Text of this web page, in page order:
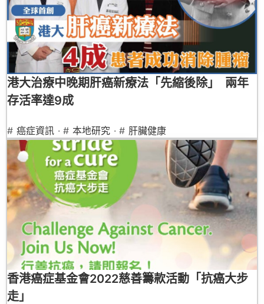
港大治療中晚期肝癌新療法「先縮後除」 兩年
存活率達9成
# 癌症資訊 · # 本地研究 · # 肝臟健康
香港癌症基金會2022慈善籌款活動「抗癌大步
走」